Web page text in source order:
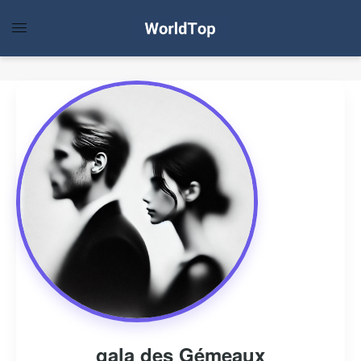
gala des Gémeaux